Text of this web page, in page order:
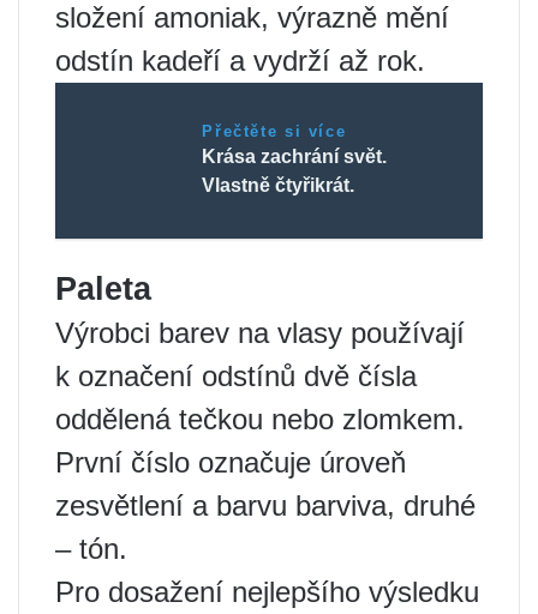
složení amoniak, výrazně mění
odstín kadeří a vydrží až rok.
Přečtěte si více
Krása zachrání svět.
Vlastně čtyřikrát.
Paleta
Výrobci barev na vlasy používají
k označení odstínů dvě čísla
oddělená tečkou nebo zlomkem.
První číslo označuje úroveň
zesvětlení a barvu barviva, druhé
– tón.
Pro dosažení nejlepšího výsledku